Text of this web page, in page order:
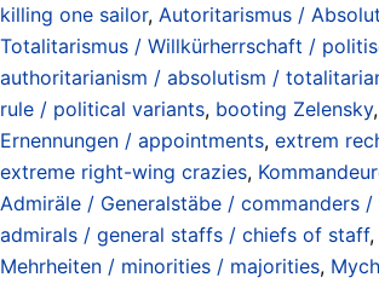
killing one sailor, Autoritarismus /
Totalitarismus / Willkürherrschaft /
authoritarianism / absolutism /
rule / political variants, booting Zelensky,
Ernennungen / appointments, extrem
extreme right-wing crazies,
Admiräle / Generalstäbe / commanders
admirals / general staffs / chiefs of staff,
Mehrheiten / minorities / majorities,